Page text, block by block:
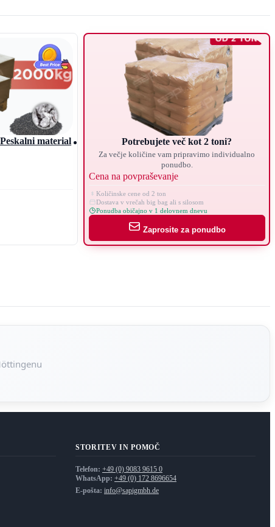
material
Potrebujete več kot 2 toni?
Za večje količine vam pripravimo individualno
ponudbo.
Cena na povpraševanje
Količinske cene od 2 ton
Dostava v vrečah big bag ali s silosom
Ponudba običajno v 1 delovnem dnevu
Zaprosite za ponudbo
STORITEV IN POMOČ
Telefon: +49 (0) 9083 9615 0
WhatsApp: +49 (0) 172 8696654
E-pošta: info@sapigmbh.de